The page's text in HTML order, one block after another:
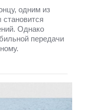
одним из
Однако
передачи